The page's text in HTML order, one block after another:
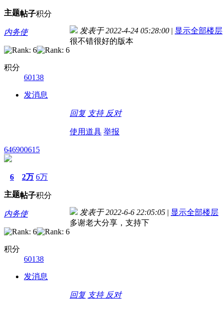
主题帖子积分
内务使
积分
60138
发消息
发表于 2022-4-24 05:28:00 | 显示全部楼层
很不错很好的版本
回复 支持 反对
使用道具 举报
646900615
6
主题
2万
帖子
6万
积分
内务使
积分
60138
发消息
发表于 2022-6-6 22:05:05 | 显示全部楼层
多谢老大分享，支持下
回复 支持 反对